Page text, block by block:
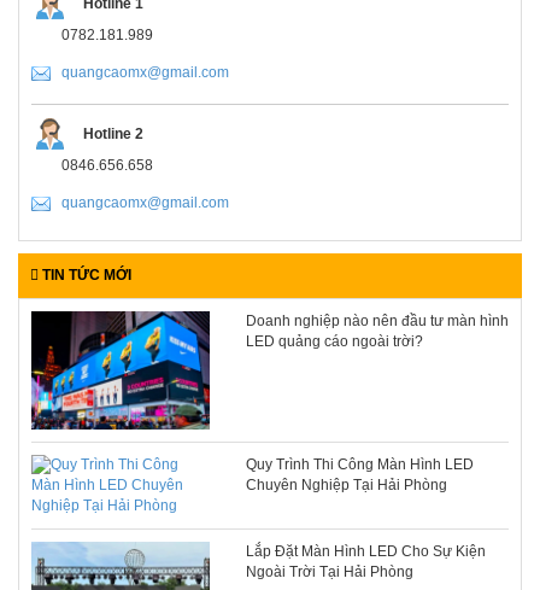
Hotline 1
0782.181.989
quangcaomx@gmail.com
Hotline 2
0846.656.658
quangcaomx@gmail.com
TIN TỨC MỚI
Doanh nghiệp nào nên đầu tư màn hình
LED quảng cáo ngoài trời?
Quy Trình Thi Công Màn Hình LED
Chuyên Nghiệp Tại Hải Phòng
Lắp Đặt Màn Hình LED Cho Sự Kiện
Ngoài Trời Tại Hải Phòng